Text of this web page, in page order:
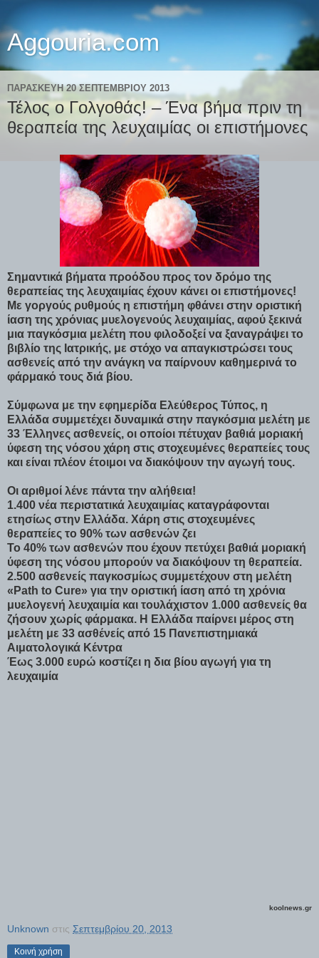
Aggouria.com
ΠΑΡΑΣΚΕΥΉ 20 ΣΕΠΤΕΜΒΡΊΟΥ 2013
Τέλος ο Γολγοθάς! – Ένα βήμα πριν τη
θεραπεία της λευχαιμίας οι επιστήμονες
Σημαντικά βήματα προόδου προς τον δρόμο της
θεραπείας της λευχαιμίας έχουν κάνει οι επιστήμονες!
Με γοργούς ρυθμούς η επιστήμη φθάνει στην οριστική
ίαση της χρόνιας μυελογενούς λευχαιμίας, αφού ξεκινά
μια παγκόσμια μελέτη που φιλοδοξεί να ξαναγράψει το
βιβλίο της Ιατρικής, με στόχο να απαγκιστρώσει τους
ασθενείς από την ανάγκη να παίρνουν καθημερινά το
φάρμακό τους διά βίου.
Σύμφωνα με την εφημερίδα Ελεύθερος Τύπος, η
Ελλάδα συμμετέχει δυναμικά στην παγκόσμια μελέτη με
33 Έλληνες ασθενείς, οι οποίοι πέτυχαν βαθιά μοριακή
ύφεση της νόσου χάρη στις στοχευμένες θεραπείες τους
και είναι πλέον έτοιμοι να διακόψουν την αγωγή τους.
Οι αριθμοί λένε πάντα την αλήθεια!
1.400 νέα περιστατικά λευχαιμίας καταγράφονται
ετησίως στην Ελλάδα. Χάρη στις στοχευμένες
θεραπείες το 90% των ασθενών ζει
Το 40% των ασθενών που έχουν πετύχει βαθιά μοριακή
ύφεση της νόσου μπορούν να διακόψουν τη θεραπεία.
2.500 ασθενείς παγκοσμίως συμμετέχουν στη μελέτη
«Path to Cure» για την οριστική ίαση από τη χρόνια
μυελογενή λευχαιμία και τουλάχιστον 1.000 ασθενείς θα
ζήσουν χωρίς φάρμακα. Η Ελλάδα παίρνει μέρος στη
μελέτη με 33 ασθένείς από 15 Πανεπιστημιακά
Αιματολογικά Κέντρα
Έως 3.000 ευρώ κοστίζει η δια βίου αγωγή για τη
λευχαιμία
koolnews.gr
Unknown στις Σεπτεμβρίου 20, 2013
Κοινή χρήση